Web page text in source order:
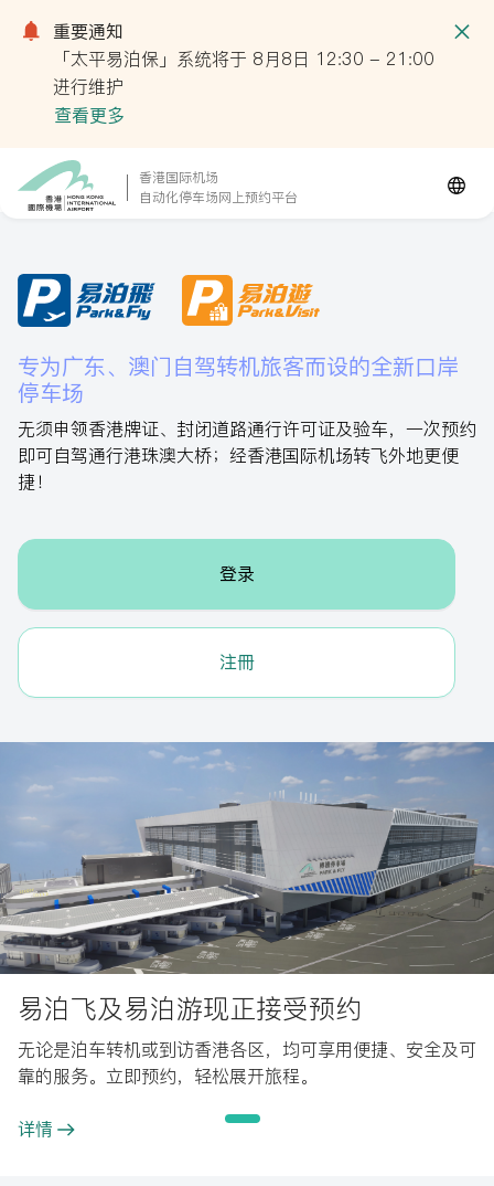
重要通知
「太平易泊保」系统将于 8月8日 12:30 - 21:00
进行维护
查看更多
香港国际机场
自动化停车场网上预约平台
专为广东、澳门自驾转机旅客而设的全新口岸
停车场
无须申领香港牌证、封闭道路通行许可证及验车，一次预约
即可自驾通行港珠澳大桥；经香港国际机场转飞外地更便
捷！
登录
注冊
易泊飞及易泊游现正接受预约
无论是泊车转机或到访香港各区，均可享用便捷、安全及可
靠的服务。立即预约，轻松展开旅程。
详情